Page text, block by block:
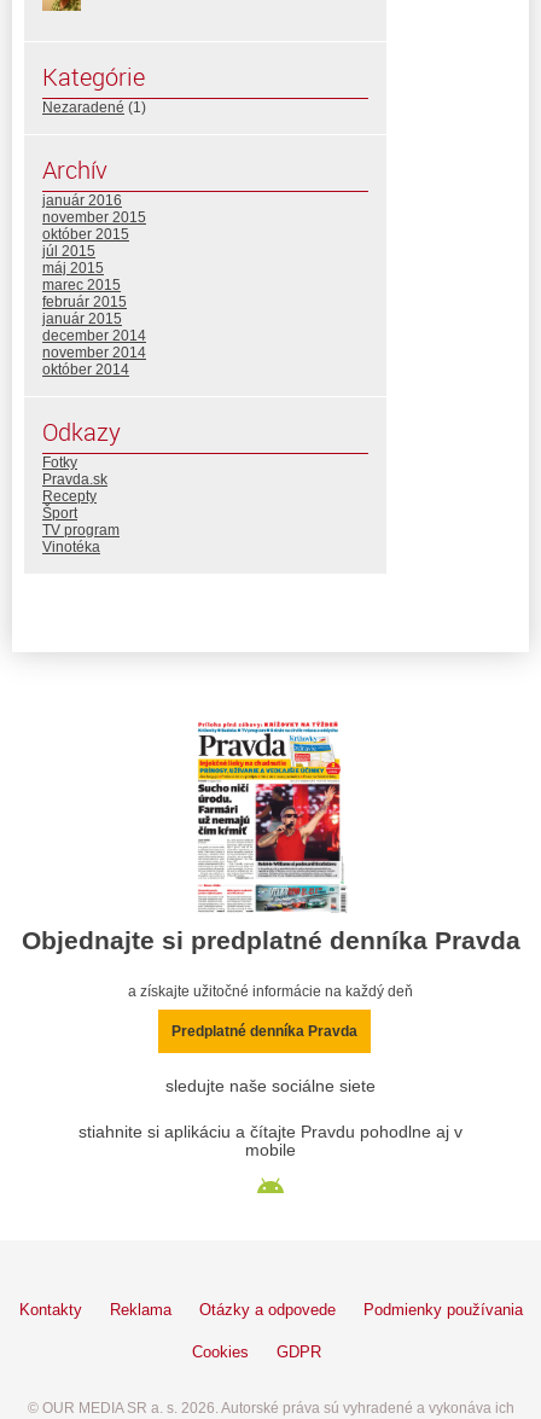
Kategórie
Nezaradené (1)
Archív
január 2016
november 2015
október 2015
júl 2015
máj 2015
marec 2015
február 2015
január 2015
december 2014
november 2014
október 2014
Odkazy
Fotky
Pravda.sk
Recepty
Šport
TV program
Vinotéka
Objednajte si predplatné denníka Pravda
a získajte užitočné informácie na každý deň
Predplatné denníka Pravda
sledujte naše sociálne siete
stiahnite si aplikáciu a čítajte Pravdu pohodlne aj v
mobile
Kontakty Reklama Otázky a odpovede Podmienky používania
Cookies GDPR
© OUR MEDIA SR a. s. 2026. Autorské práva sú vyhradené a vykonáva ich